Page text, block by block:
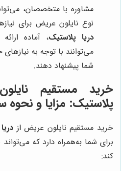
مشاوره با متخصصان،
نوع نایلون عریض برای
دریا پلاستیک، آماده
می‌توانند با توجه به
شما پیشنهاد دهند.
خرید مستقیم
پلاستیک: مزایا و
خرید مستقیم نایلون عریض از
برای شما به‌همراه دارد که
کند: